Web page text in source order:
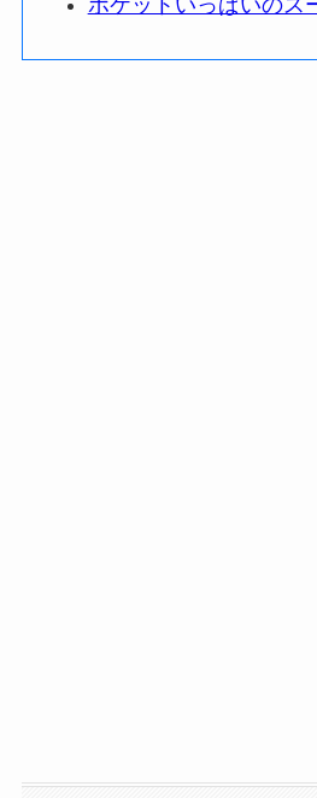
ポケットいっぱいのス